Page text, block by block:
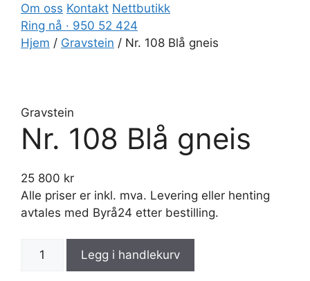
Om oss Kontakt Nettbutikk
Ring nå · 950 52 424
Hjem / Gravstein / Nr. 108 Blå gneis
Gravstein
Nr. 108 Blå gneis
25 800 kr
Alle priser er inkl. mva. Levering eller henting
avtales med Byrå24 etter bestilling.
Legg i handlekurv